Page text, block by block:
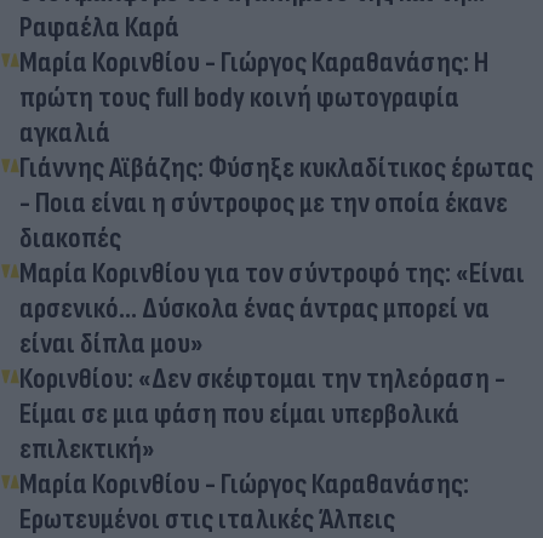
Ραφαέλα Καρά
Μαρία Κορινθίου - Γιώργος Καραθανάσης: Η
πρώτη τους full body κοινή φωτογραφία
αγκαλιά
Γιάννης Αϊβάζης: Φύσηξε κυκλαδίτικος έρωτας
- Ποια είναι η σύντροφος με την οποία έκανε
διακοπές
Μαρία Κορινθίου για τον σύντροφό της: «Είναι
αρσενικό... Δύσκολα ένας άντρας μπορεί να
είναι δίπλα μου»
Κορινθίου: «Δεν σκέφτομαι την τηλεόραση -
Είμαι σε μια φάση που είμαι υπερβολικά
επιλεκτική»
Μαρία Κορινθίου - Γιώργος Καραθανάσης:
Ερωτευμένοι στις ιταλικές Άλπεις